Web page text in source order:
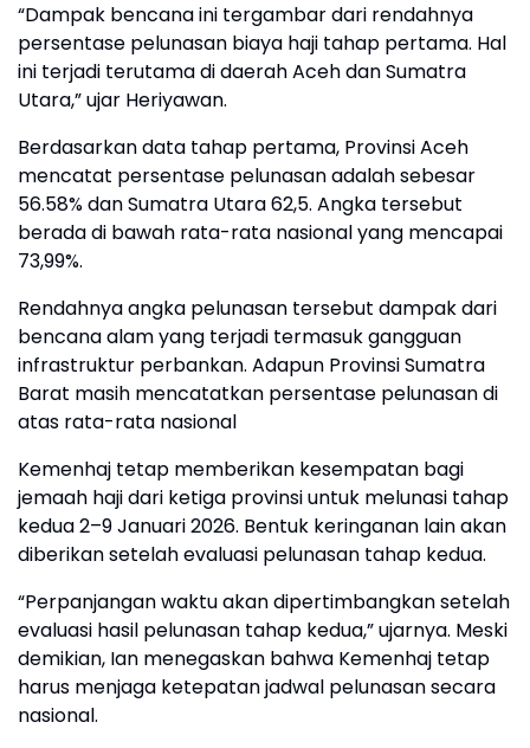
“Dampak bencana ini tergambar dari rendahnya
persentase pelunasan biaya haji tahap pertama. Hal
ini terjadi terutama di daerah Aceh dan Sumatra
Utara,” ujar Heriyawan.
Berdasarkan data tahap pertama, Provinsi Aceh
mencatat persentase pelunasan adalah sebesar
56.58% dan Sumatra Utara 62,5. Angka tersebut
berada di bawah rata-rata nasional yang mencapai
73,99%.
Rendahnya angka pelunasan tersebut dampak dari
bencana alam yang terjadi termasuk gangguan
infrastruktur perbankan. Adapun Provinsi Sumatra
Barat masih mencatatkan persentase pelunasan di
atas rata-rata nasional
Kemenhaj tetap memberikan kesempatan bagi
jemaah haji dari ketiga provinsi untuk melunasi tahap
kedua 2–9 Januari 2026. Bentuk keringanan lain akan
diberikan setelah evaluasi pelunasan tahap kedua.
“Perpanjangan waktu akan dipertimbangkan setelah
evaluasi hasil pelunasan tahap kedua,” ujarnya. Meski
demikian, Ian menegaskan bahwa Kemenhaj tetap
harus menjaga ketepatan jadwal pelunasan secara
nasional.